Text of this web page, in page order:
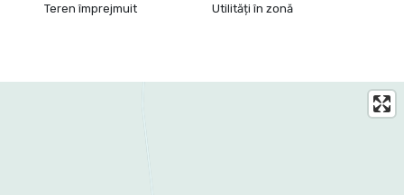
Teren împrejmuit Utilități în zonă